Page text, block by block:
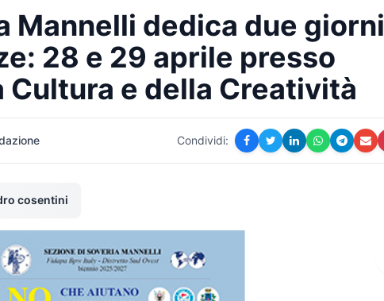
Mannelli dedica due giorni
28 e 29 aprile presso
e della Creatività
Condividi:
cosentini